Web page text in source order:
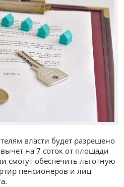
власти будет разрешено
на 7 соток от площади
смогут обеспечить льготную
пенсионеров и лиц